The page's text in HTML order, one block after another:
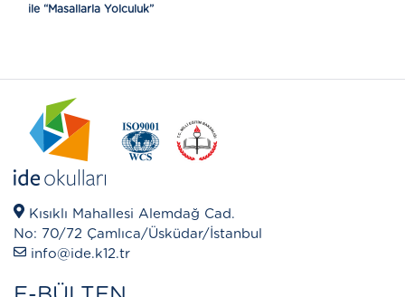
ile “Masallarla Yolculuk”
Kısıklı Mahallesi Alemdağ Cad.
No: 70/72 Çamlıca/Üsküdar/İstanbul
info@ide.k12.tr